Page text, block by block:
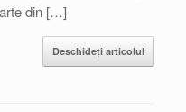
din […]
Deschideți articolul